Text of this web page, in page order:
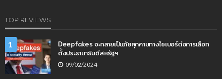
TOP REVIEWS
1
Deepfakes จะกลายเป็นภัยคุกคามทางไซเบอร์ต่อการเลือก
ตั้งประธานาธิบดีสหรัฐฯ
09/02/2024